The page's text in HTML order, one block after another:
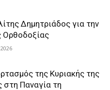
Δημητριάδος για την
Ορθοδοξίας
της Κυριακής της
στη Παναγία τη